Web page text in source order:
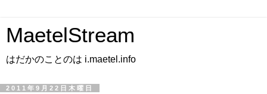
MaetelStream
はだかのことのは i.maetel.info
2011年9月22日木曜日